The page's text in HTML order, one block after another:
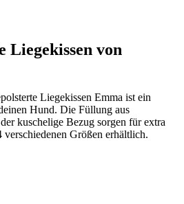
Liegekissen von
Liegekissen Emma ist ein
Hund. Die Füllung aus
kuschelige Bezug sorgen für extra
Größen erhältlich.